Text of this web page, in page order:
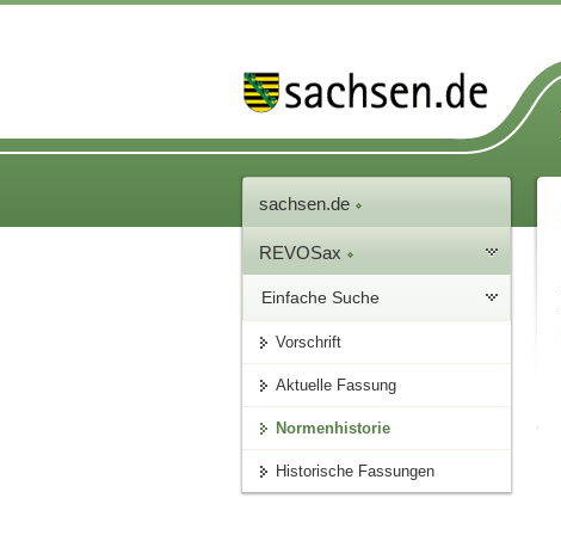
sachsen.de
REVOSax
Einfache Suche
Vorschrift
Aktuelle Fassung
Normenhistorie
Historische Fassungen